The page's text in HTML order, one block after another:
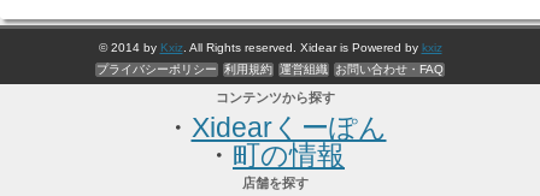
© 2014 by Kxiz. All Rights reserved. Xidear is Powered by kxiz
プライバシーポリシー
利用規約 運営組織 お問い合わせ・FAQ
コンテンツから探す
・ Xidearくーぽん
・ 町の情報
店舗を探す